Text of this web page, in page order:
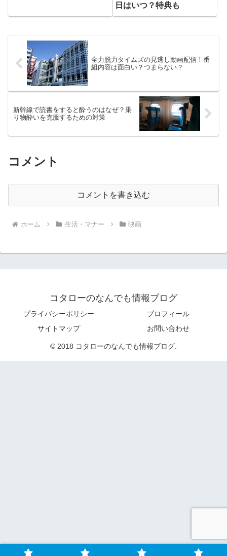
日はいつ？特典も
全力脱力タイムズの見逃し動画配信！番
組内容は面白い？つまらない？
新幹線で読書をすると酔うのはなぜ？乗
り物酔いを克服するための対策
コメント
コメントを書き込む
ホーム 生活・マナー 映画
コタローのなんでも情報ブログ
プライバシーポリシー
プロフィール
サイトマップ
お問い合わせ
© 2018 コタローのなんでも情報ブログ.